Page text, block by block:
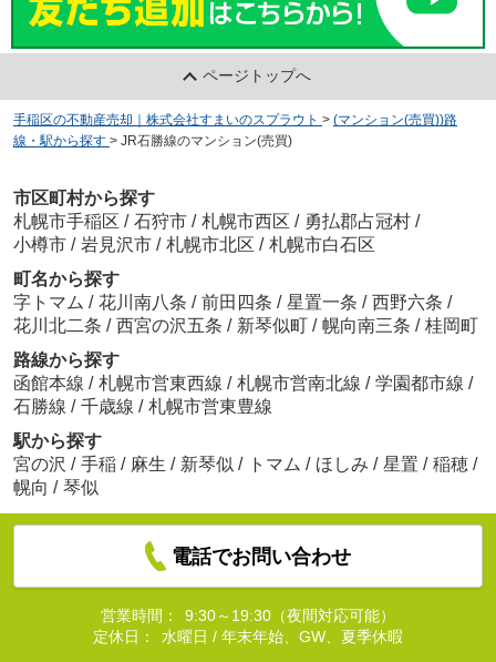
ページトップへ
手稲区の不動産売却｜株式会社すまいのスプラウト > (マンション(売買))路
線・駅から探す > JR石勝線のマンション(売買)
市区町村から探す
札幌市手稲区 / 石狩市 / 札幌市西区 / 勇払郡占冠村 /
小樽市 / 岩見沢市 / 札幌市北区 / 札幌市白石区
町名から探す
字トマム / 花川南八条 / 前田四条 / 星置一条 / 西野六条 /
花川北二条 / 西宮の沢五条 / 新琴似町 / 幌向南三条 / 桂岡町
路線から探す
函館本線 / 札幌市営東西線 / 札幌市営南北線 / 学園都市線 /
石勝線 / 千歳線 / 札幌市営東豊線
駅から探す
宮の沢 / 手稲 / 麻生 / 新琴似 / トマム / ほしみ / 星置 / 稲穂 /
幌向 / 琴似
電話でお問い合わせ
営業時間：
9:30～19:30（夜間対応可能）
定休日：
水曜日 / 年末年始、GW、夏季休暇